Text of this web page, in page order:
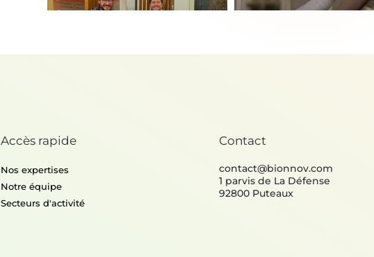
Accès rapide
Nos expertises
Notre équipe
Secteurs d'activité
Contact
contact@bionnov.com
1 parvis de La Défense
92800 Puteaux